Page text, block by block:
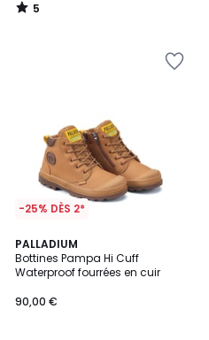
5
/
-25% DÈS 2*
PALLADIUM
Bottines Pampa Hi Cuff
Waterproof fourrées en cuir
90,00 €
4
/
5